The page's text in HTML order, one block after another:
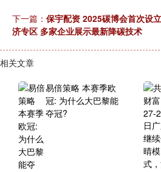
下一篇： 保宇配资 2025碳博会首次设
济专区 多家企业展示最新降碳技术
相关文章
易倍策略 本赛季欧
冠: 为什么大巴黎能
夺冠?